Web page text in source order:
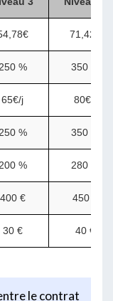
71,42€
250 % 350 %
65€/j 80€/j
250 % 350 %
200 % 280 %
400 € 450 €
30 € 40 €
le contrat